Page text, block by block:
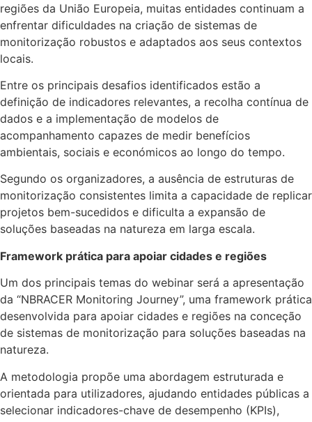
regiões da União Europeia, muitas entidades continuam a
enfrentar dificuldades na criação de sistemas de
monitorização robustos e adaptados aos seus contextos
locais.
Entre os principais desafios identificados estão a
definição de indicadores relevantes, a recolha contínua de
dados e a implementação de modelos de
acompanhamento capazes de medir benefícios
ambientais, sociais e económicos ao longo do tempo.
Segundo os organizadores, a ausência de estruturas de
monitorização consistentes limita a capacidade de replicar
projetos bem-sucedidos e dificulta a expansão de
soluções baseadas na natureza em larga escala.
Framework prática para apoiar cidades e regiões
Um dos principais temas do webinar será a apresentação
da “NBRACER Monitoring Journey”, uma framework prática
desenvolvida para apoiar cidades e regiões na conceção
de sistemas de monitorização para soluções baseadas na
natureza.
A metodologia propõe uma abordagem estruturada e
orientada para utilizadores, ajudando entidades públicas a
selecionar indicadores-chave de desempenho (KPIs),